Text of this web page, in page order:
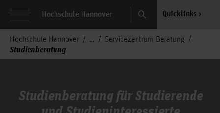
Hochschule Hannover Search Quicklinks
Hochschule Hannover Servicezentrum Beratung
Studienberatung
Studienberatung für Studierende